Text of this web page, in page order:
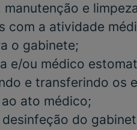
e
com a atividade
o gabinete;
e/ou médico
e transferindo os
ato médico;
do